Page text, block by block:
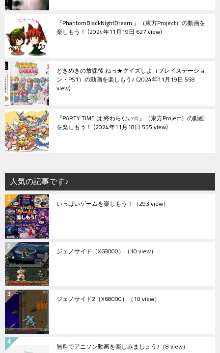
『PhantomBlackNightDream.』（東方Project）の動画を
楽しもう！ 2024年11月19日 627 view
ときめきの放課後 ねっ★クイズしよ（プレイステーショ
ン・PS1）の動画を楽しもう♪ 2024年11月19日 558
view
『PARTY TIME は 終わらない☆』（東方Project）の動画
を楽しもう！ 2024年11月18日 555 view
人気の記事です♪
いっぱいゲームを楽しもう！ （293 view）
ジェノサイド（X68000） （10 view）
ジェノサイド2（X68000） （10 view）
無料でアニソン動画を楽しみましょう♪ （8 view）